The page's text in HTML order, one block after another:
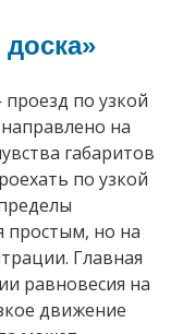
по узкой
на
габаритов
по узкой
простым, но на
Главная
равновесия на
движение